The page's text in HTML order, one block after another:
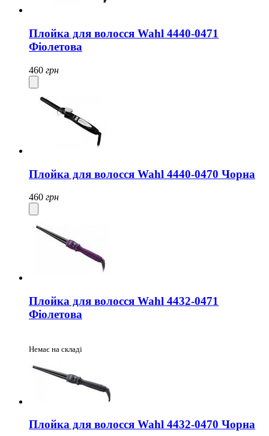
Плойка для волосся Wahl 4440-0471
Фіолетова
460 грн
Плойка для волосся Wahl 4440-0470 Чорна
460 грн
Плойка для волосся Wahl 4432-0471
Фіолетова
Немає на складі
Плойка для волосся Wahl 4432-0470 Чорна